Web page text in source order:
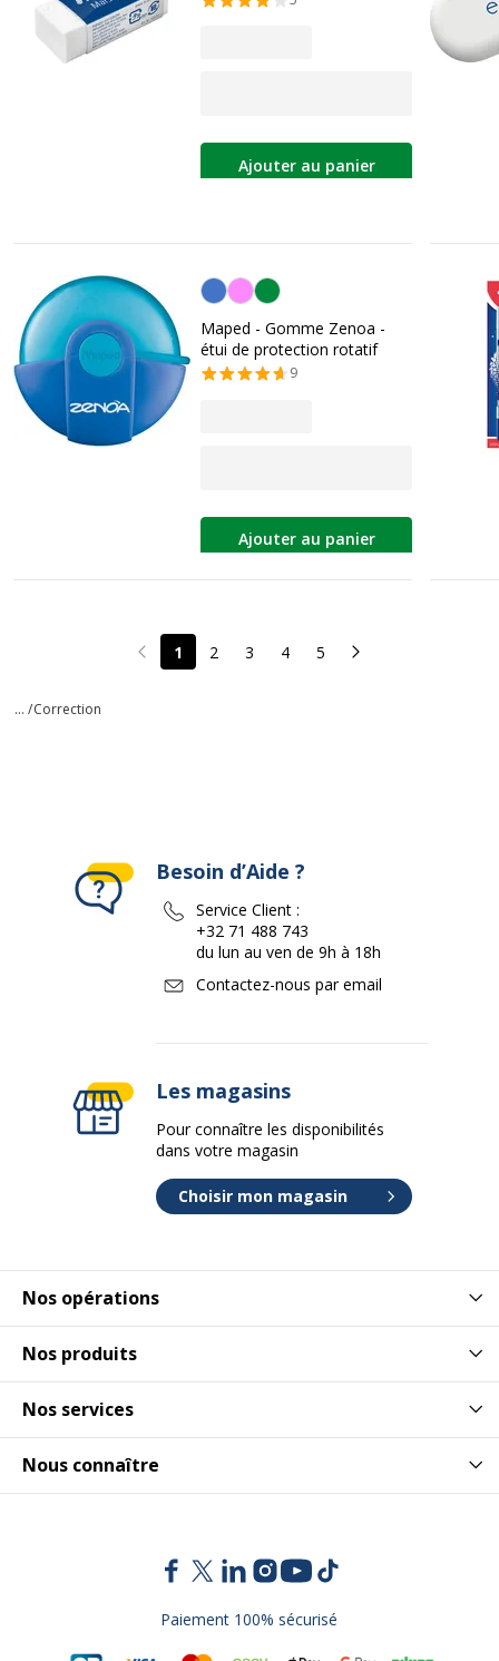
Ajouter au panier
Personnalisation de la couleur
Maped - Gomme Zenoa -
étui de protection rotatif
9
Ajouter au panier
Page précédente
1 2 3 4 5 Page suivante
... /Correction
Nos opérations
Nos produits
Nos services
Nous connaître
Besoin d’Aide ?
Service Client :
+32 71 488 743
du lun au ven de 9h à 18h
Contactez-nous par email
Les magasins
Pour connaître les disponibilités
dans votre magasin
Choisir mon magasin
Paiement 100% sécurisé